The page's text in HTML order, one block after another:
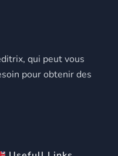
qui peut vous
pour obtenir des